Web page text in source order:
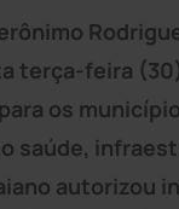
terça-feira
os
saúde,
autorizou